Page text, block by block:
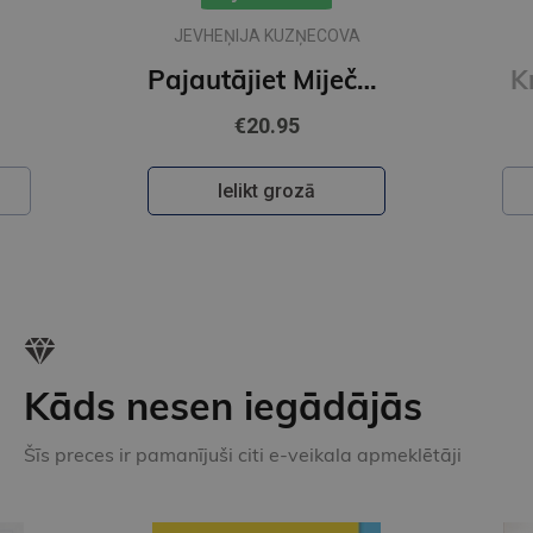
IKARS PIEBALGS
Krāsainā pasaule
€22.50
Ielikt grozā
Kāds nesen iegādājās
Šīs preces ir pamanījuši citi e-veikala apmeklētāji